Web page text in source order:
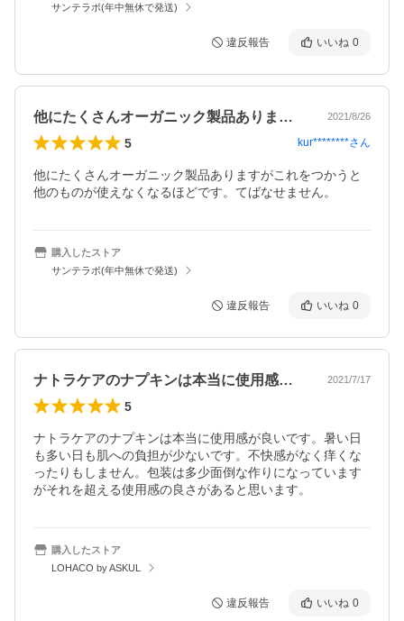
サンテラボ(年中無休で発送)
違反報告 いいね 0
他にたくさんオーガニック製品ありますが… 2021/8/26
5 kur********さん
他にたくさんオーガニック製品ありますがこれをつかうと
他のものが使えなくなるほどです。てばなせません。
購入したストア
サンテラボ(年中無休で発送)
違反報告 いいね 0
ナトラケアのナプキンは本当に使用感が良… 2021/7/17
5
ナトラケアのナプキンは本当に使用感が良いです。暑い日
も多い日も肌への負担が少ないです。不快感がなく痒くな
ったりもしません。包装は多少面倒な作りになっています
がそれを超える使用感の良さがあると思います。
購入したストア
LOHACO by ASKUL
違反報告 いいね 0